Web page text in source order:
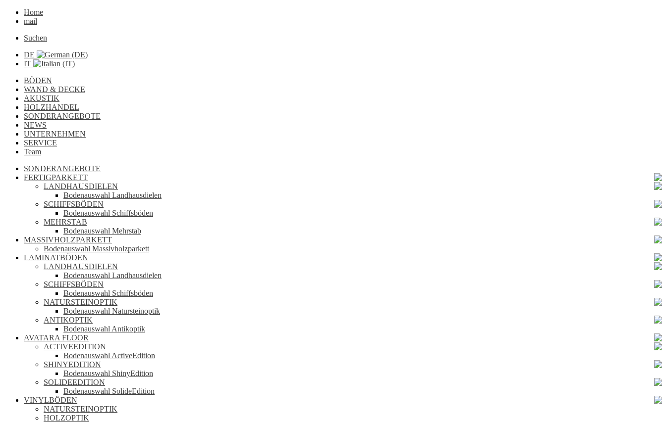
Home
mail
Suchen
DE
IT
BÖDEN
WAND & DECKE
AKUSTIK
HOLZHANDEL
SONDERANGEBOTE
NEWS
UNTERNEHMEN
SERVICE
Team
SONDERANGEBOTE
FERTIGPARKETT
LANDHAUSDIELEN
Bodenauswahl Landhausdielen
SCHIFFSBÖDEN
Bodenauswahl Schiffsböden
MEHRSTAB
Bodenauswahl Mehrstab
MASSIVHOLZPARKETT
Bodenauswahl Massivholzparkett
LAMINATBÖDEN
LANDHAUSDIELEN
Bodenauswahl Landhausdielen
SCHIFFSBÖDEN
Bodenauswahl Schiffsböden
NATURSTEINOPTIK
Bodenauswahl Natursteinoptik
ANTIKOPTIK
Bodenauswahl Antikoptik
AVATARA FLOOR
ACTIVEEDITION
Bodenauswahl ActiveEdition
SHINYEDITION
Bodenauswahl ShinyEdition
SOLIDEEDITION
Bodenauswahl SolideEdition
VINYLBÖDEN
NATURSTEINOPTIK
HOLZOPTIK